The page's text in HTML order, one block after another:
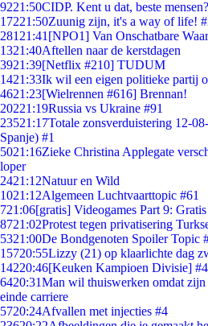
9221:50CIDP. Kent u dat, beste mensen?
17221:50Zuunig zijn, it's a way of life!
281 21:41 [NPO1] Van Onschatbare
1321:40Aftellen naar de kerstdagen
3921:39[Netflix #210] TUDUM
1421:33Ik wil een eigen politieke partij
4621:23[Wielrennen #616] Brennan!
20221:19Russia vs Ukraine #91
23521:17Totale zonsverduistering 12-
Spanje) #1
5021:16Zieke Christina Applegate
loper
2421:12Natuur en Wild
1021:12Algemeen Luchtvaarttopic #61
721:06[gratis] Videogames Part 9:
8721:02Protest tegen privatisering
5321:00De Bondgenoten Spoiler Topic
15720:55Lizzy (21) op klaarlichte dag
14220:46[Keuken Kampioen Divisie]
6420:31Man wil thuiswerken omdat
einde carriere
5720:24Afvallen met injecties #4